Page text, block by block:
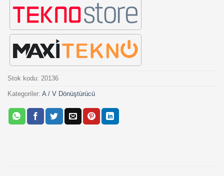
Stok kodu: 20136
Kategoriler: A / V Dönüştürücü